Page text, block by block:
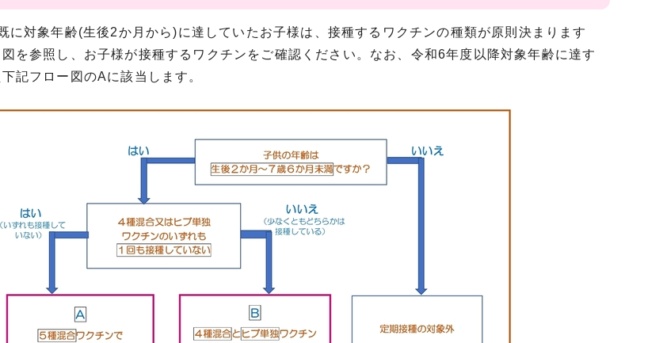
に対象年齢(生後2か月から)に達していたお子様は、接種するワクチンの種類が原則決まります
を参照し、お子様が接種するワクチンをご確認ください。なお、令和6年度以降対象年齢に達す
記フロー図のAに該当します。